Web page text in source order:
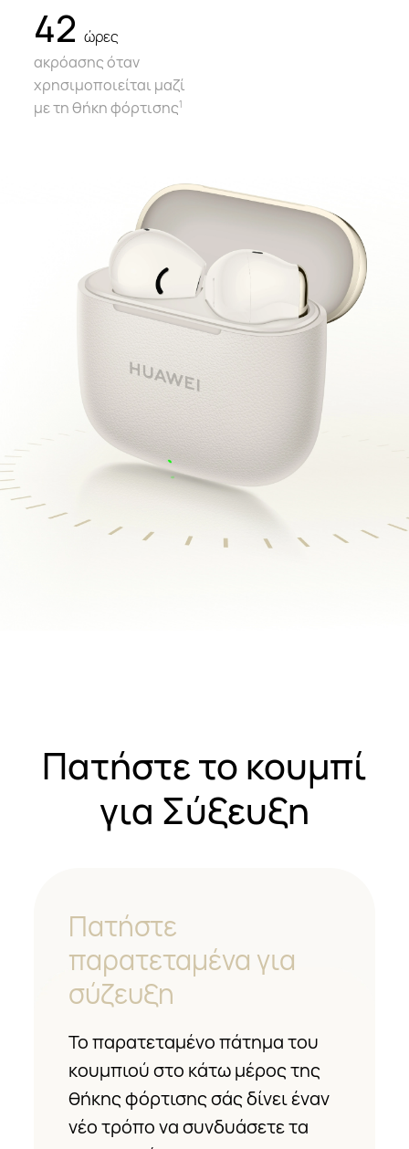
42ώρες
ακρόασης όταν
χρησιμοποιείται μαζί
με τη θήκη φόρτισης1
Πατήστε το κουμπί
για Σύξευξη
Πατήστε
παρατεταμένα για
σύζευξη
Το παρατεταμένο πάτημα του
κουμπιού στο κάτω μέρος της
θήκης φόρτισης σάς δίνει έναν
νέο τρόπο να συνδυάσετε τα